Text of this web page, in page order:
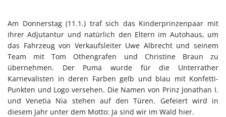
Am Donnerstag (11.1.) traf sich das Kinderprinzenpaar mit
ihrer Adjutantur und natürlich den Eltern im Autohaus, um
das Fahrzeug von Verkaufsleiter Uwe Albrecht und seinem
Team mit Tom Othengrafen und Christine Braun zu
übernehmen. Der Puma wurde für die Unterrather
Karnevalisten in deren Farben gelb und blau mit Konfetti-
Punkten und Logo versehen. Die Namen von Prinz Jonathan I.
und Venetia Nia stehen auf den Türen. Gefeiert wird in
diesem Jahr unter dem Motto: Ja sind wir im Wald hier.